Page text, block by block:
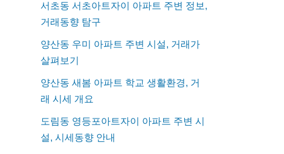
서초동 서초아트자이 아파트 주변 정보,
거래동향 탐구
양산동 우미 아파트 주변 시설, 거래가
살펴보기
양산동 새봄 아파트 학교 생활환경, 거
래 시세 개요
도림동 영등포아트자이 아파트 주변 시
설, 시세동향 안내